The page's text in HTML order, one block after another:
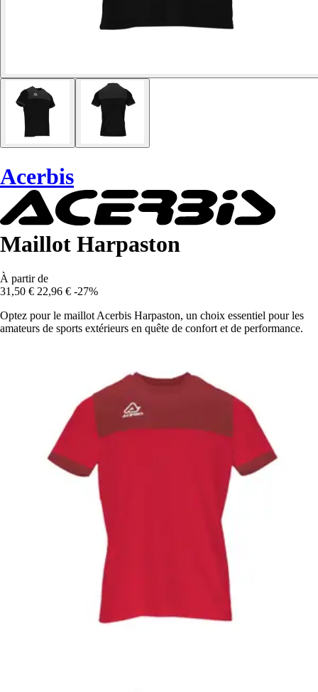
Acerbis
Maillot Harpaston
À partir de
31,50 € 22,96 € -27%
Optez pour le maillot Acerbis Harpaston, un choix essentiel pour les
amateurs de sports extérieurs en quête de confort et de performance.